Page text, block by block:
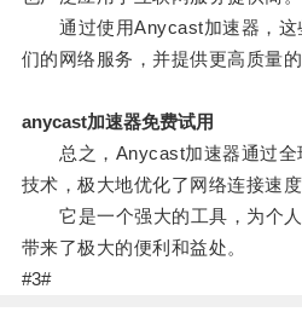
通过使用Anycast加速器，这
们的网络服务，并提供更高质量的
anycast加速器免费试用
总之，Anycast加速器通过全
技术，极大地优化了网络连接速
它是一个强大的工具，为个人
带来了极大的便利和益处。
#3#